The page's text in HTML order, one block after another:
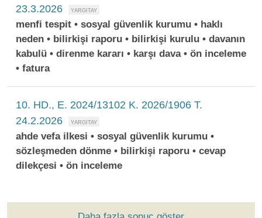
23.3.2026
menfi tespit • sosyal güvenlik kurumu • haklı
neden • bilirkişi raporu • bilirkişi kurulu • davanın
kabulü • direnme kararı • karşı dava • ön inceleme
• fatura
10. HD., E. 2024/13102 K. 2026/1906 T.
24.2.2026
ahde vefa ilkesi • sosyal güvenlik kurumu •
sözleşmeden dönme • bilirkişi raporu • cevap
dilekçesi • ön inceleme